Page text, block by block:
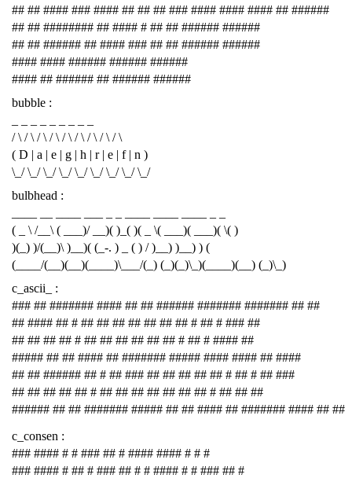
## ## #### ### #### ## ## ## ### #### #### #### ## ######
## ## ######## ## #### # ## ## ###### ######
## ## ###### ## #### ### ## ## ###### ######
#### #### ###### ###### ######
#### ## ###### ## ###### ######
bubble :
/ \ / \ / \ / \ / \ / \ / \ / \ / \
( D | a | e | g | h | r | e | f | n )
\_/ \_/ \_/ \_/ \_/ \_/ \_/ \_/ \_/
bulbhead :
( _ \ /__\ ( ___)/ __)( )_( )( _ \( ___)( ___)( \( )
)(_) )/(__)\ )__)( (_-. ) _ ( ) / )__) )__) ) (
(____/(__)(__)(____)\___/(_) (_)(_)\_)(____)(__) (_)\_)
c_ascii_ :
### ## ####### #### ## ## ###### ####### ####### ## ##
## #### ## # ## ## ## ## ## ## ## # ## # ### ##
## ## ## ## # ## ## ## ## ## ## # ## # #### ##
##### ## ## #### ## ####### ##### #### #### ## ####
## ## ###### ## # ## ### ## ## ## ## ## # ## # ## ###
## ## ## ## ## # ## ## ## ## ## ## ## # ## ## ##
###### ## ## ####### ##### ## ## #### ## ####### #### ## ##
c_consen :
### #### # # ### ## # #### #### # # #
### #### # ## # ### ## # # #### # # ### ## #